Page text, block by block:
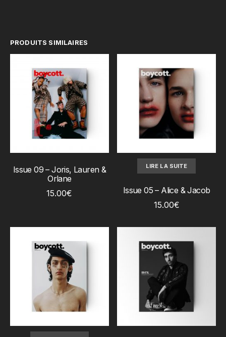
PRODUITS SIMILAIRES
AJOUTER AU PANIER
Issue 09 – Joris, Lauren &
Orlane
15.00€
LIRE LA SUITE
Issue 05 – Alice & Jacob
15.00€